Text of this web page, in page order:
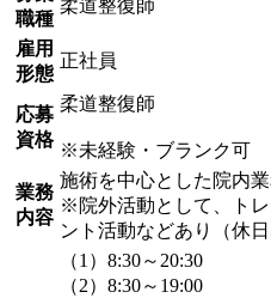
職種
柔道整復師
雇用
形態
正社員
応募
資格
柔道整復師
※未経験・ブランク可
業務
内容
施術を中心とした院内
※院外活動として、ト
ント活動などあり（休日
（1）8:30～20:30
（2）8:30～19:00